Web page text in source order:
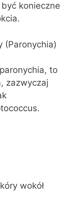
konieczne
(Paronychia)
to
zazwyczaj
wokół